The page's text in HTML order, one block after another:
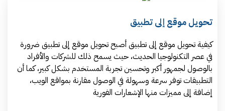
تحويل موقع إلى تطبيق
كيفية تحويل موقع إلى تطبيق أصبح تحويل موقع إلى تطبيق ضرورة
في عصر التكنولوجيا الحديث، حيث يسمح ذلك للشركات والأفراد
بالوصول لجمهور أكبر وتحسين تجربة المستخدم بشكل كبير، كما أن
التطبيقات توفر سرعة وسهولة في الوصول مقارنة بمواقع الويب،
إضافة إلى مميزات منها الإشعارات الفورية